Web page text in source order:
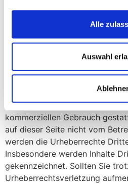
Alle
Auswahl
Urheberrecht
Werke auf diesen Seiten
Urheberrecht. Die
Verbreitung und jede Art der
Zustimmung des Erstellers.
dieser Seite sind nur für den
kommerziellen Gebrauch
auf dieser Seite nicht vom
werden die Urheberrechte
Insbesondere werden Inhalte
gekennzeichnet. Sollten Sie
Urheberrechtsverletzung